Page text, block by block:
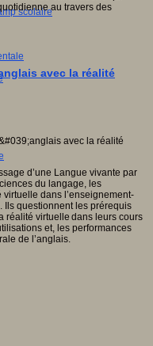
scolaireau travers des
avec la réalité
d’une Langue vivante par
du langage, les
dans l’enseignement-
Ils questionnent les prérequis
réalité virtuelle dans leurs cours
et, les performances
de l’anglais.